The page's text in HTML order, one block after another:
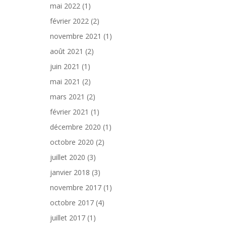
mai 2022 (1)
février 2022 (2)
novembre 2021 (1)
août 2021 (2)
juin 2021 (1)
mai 2021 (2)
mars 2021 (2)
février 2021 (1)
décembre 2020 (1)
octobre 2020 (2)
juillet 2020 (3)
janvier 2018 (3)
novembre 2017 (1)
octobre 2017 (4)
juillet 2017 (1)